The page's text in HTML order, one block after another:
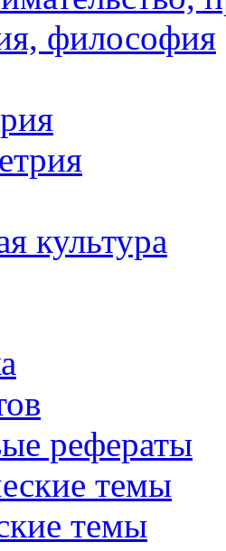
философия
культура
рефераты
темы
темы